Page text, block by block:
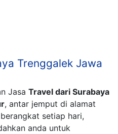
Trenggalek Jawa
Jasa Travel dari Surabaya
, antar jemput di alamat
setiap hari,
anda untuk